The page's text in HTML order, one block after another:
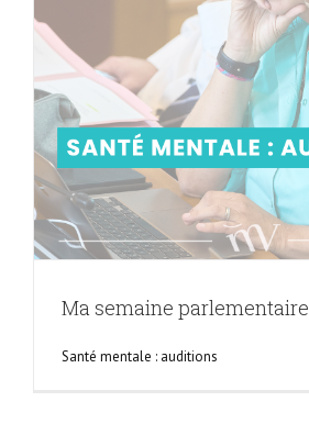
Ma semaine parlementaire
Santé mentale : auditions